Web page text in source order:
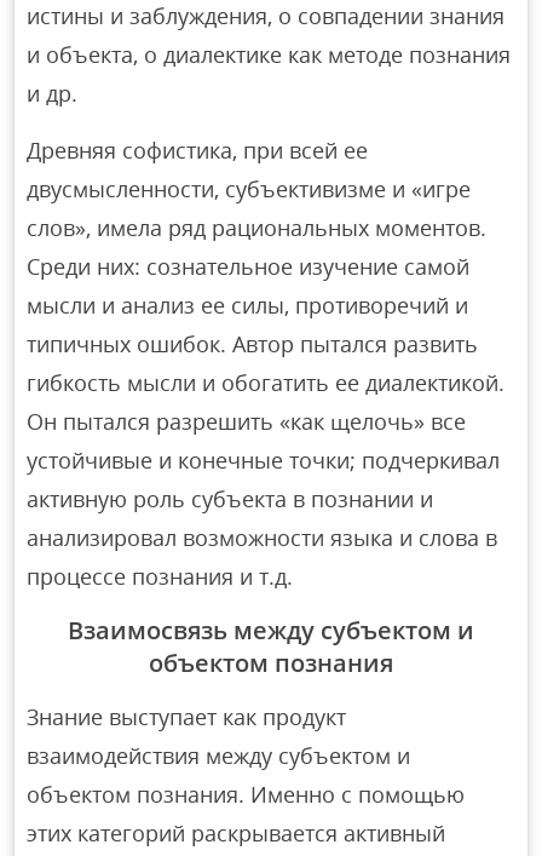
истины и заблуждения, о совпадении знания
и объекта, о диалектике как методе познания
и др.
Древняя софистика, при всей ее
двусмысленности, субъективизме и «игре
слов», имела ряд рациональных моментов.
Среди них: сознательное изучение самой
мысли и анализ ее силы, противоречий и
типичных ошибок. Автор пытался развить
гибкость мысли и обогатить ее диалектикой.
Он пытался разрешить «как щелочь» все
устойчивые и конечные точки; подчеркивал
активную роль субъекта в познании и
анализировал возможности языка и слова в
процессе познания и т.д.
Взаимосвязь между субъектом и
объектом познания
Знание выступает как продукт
взаимодействия между субъектом и
объектом познания. Именно с помощью
этих категорий раскрывается активный